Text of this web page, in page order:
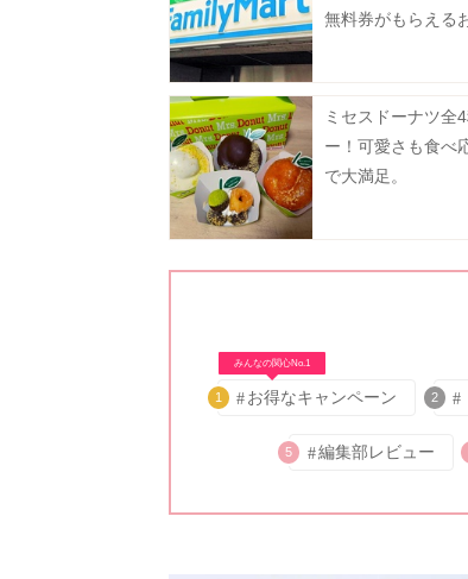
無料券がもらえる
ミセスドーナツ全
ー！可愛さも食べ
で大満足。
みんなの関心No.1
1 お得なキャンペーン 2
5 編集部レビュー